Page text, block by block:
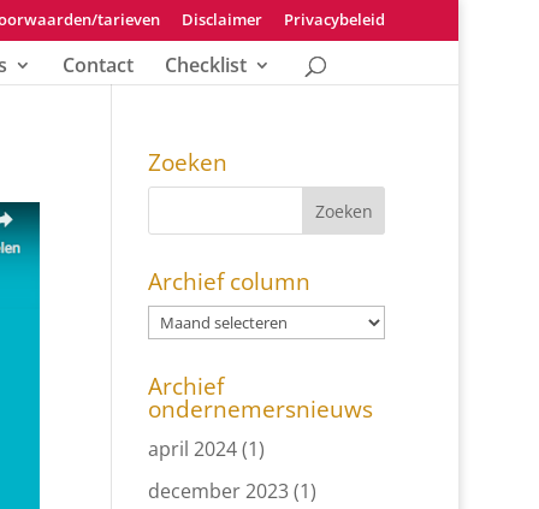
tarieven Disclaimer Privacybeleid
Contact Checklist
Zoeken
Archief column
Archief
ondernemersnieuws
april 2024(1)
december 2023(1)